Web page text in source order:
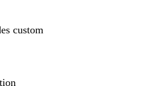
custom